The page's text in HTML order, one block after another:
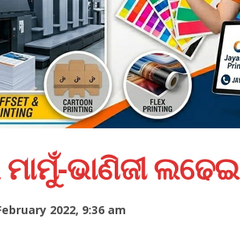
ଭାଣିଜୀ ଲଢେଇ
2022, 9:36 am